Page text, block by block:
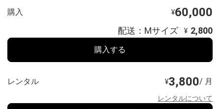
購入 ¥60,000
配送：Mサイズ ¥ 2,800
購入する
レンタル ¥3,800/ 月
レンタルについて